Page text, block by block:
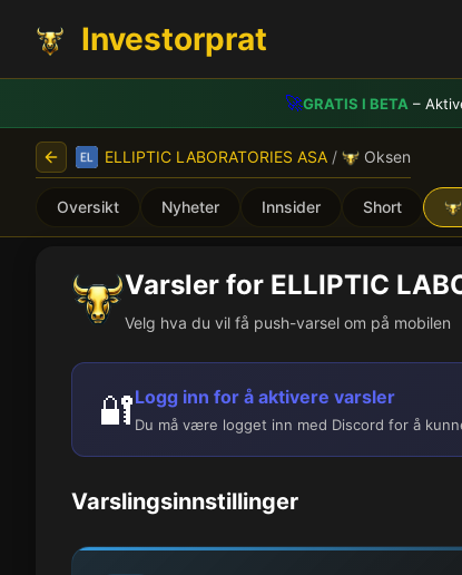
Investorprat
🚀GRATIS I BETA –
ELLIPTIC LABORATORIES ASA / Oksen
Oversikt Nyheter Innsider Short
Varsler for ELLIPTIC
Velg hva du vil få push-varsel om på mobilen
🔐Logg inn for å aktivere varsler
Du må være logget inn med Discord for å
Varslingsinnstillinger